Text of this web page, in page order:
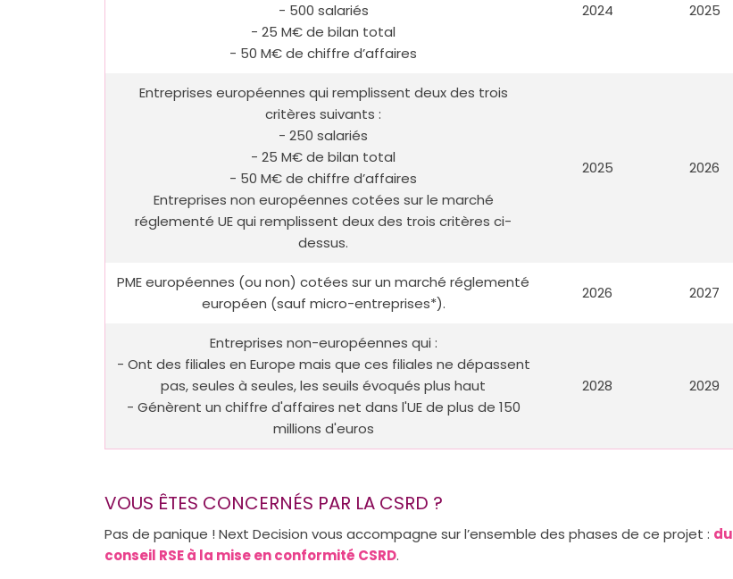
- 500 salariés
- 25 M€ de bilan total
- 50 M€ de chiffre d’affaires
2024 2025
Entreprises européennes qui remplissent deux des trois
critères suivants :
- 250 salariés
- 25 M€ de bilan total
- 50 M€ de chiffre d’affaires
Entreprises non européennes cotées sur le marché
réglementé UE qui remplissent deux des trois critères ci-
dessus.
2025 2026
PME européennes (ou non) cotées sur un marché réglementé
européen (sauf micro-entreprises*).
2026 2027
Entreprises non-européennes qui :
- Ont des filiales en Europe mais que ces filiales ne dépassent
pas, seules à seules, les seuils évoqués plus haut
- Génèrent un chiffre d'affaires net dans l'UE de plus de 150
millions d'euros
2028 2029
VOUS ÊTES CONCERNÉS PAR LA CSRD ?
Pas de panique ! Next Decision vous accompagne sur l’ensemble des phases de ce projet : du
conseil RSE à la mise en conformité CSRD.